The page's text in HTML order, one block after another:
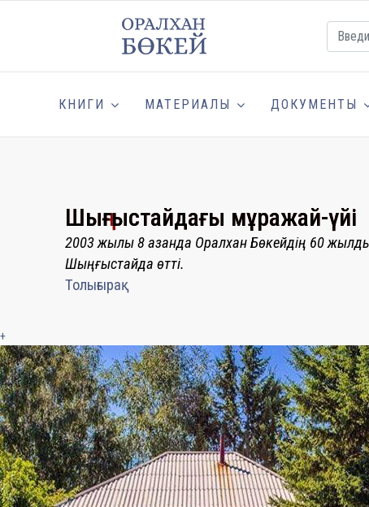
КНИГИ МАТЕРИАЛЫ ДОКУМЕНТЫ
Шыңғыстайдағы мұражай-үйі
2003 жылы 8 қазанда Оралхан Бөкейдің 60
Шыңғыстайда өтті.
Толығырақ
+